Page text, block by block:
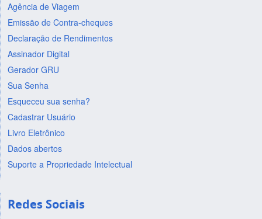
Agência de Viagem
Emissão de Contra-cheques
Declaração de Rendimentos
Assinador Digital
Gerador GRU
Sua Senha
Esqueceu sua senha?
Cadastrar Usuário
Livro Eletrônico
Dados abertos
Suporte a Propriedade Intelectual
Redes Sociais